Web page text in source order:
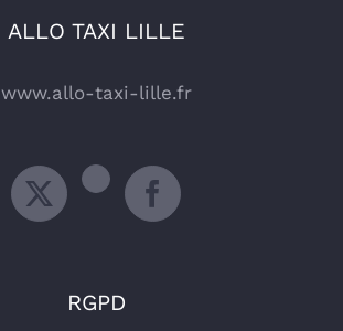
ALLO TAXI LILLE
www.allo-taxi-lille.fr
RGPD